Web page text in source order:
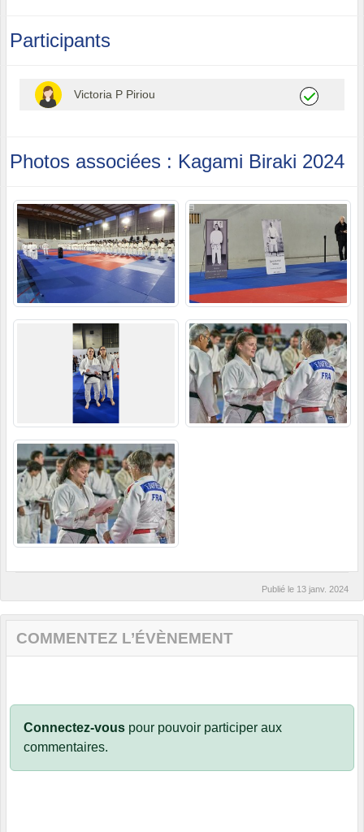
Participants
Victoria P Piriou
Photos associées : Kagami Biraki 2024
Publié le 13 janv. 2024
COMMENTEZ L’ÉVÈNEMENT
Connectez-vous pour pouvoir participer aux
commentaires.